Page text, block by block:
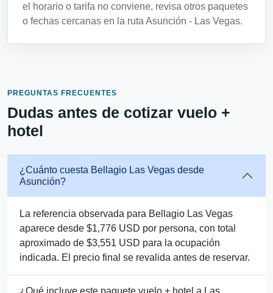
el horario o tarifa no conviene, revisa otros paquetes
o fechas cercanas en la ruta Asunción - Las Vegas.
PREGUNTAS FRECUENTES
Dudas antes de cotizar vuelo +
hotel
¿Cuánto cuesta Bellagio Las Vegas desde
Asunción?
La referencia observada para Bellagio Las Vegas
aparece desde $1,776 USD por persona, con total
aproximado de $3,551 USD para la ocupación
indicada. El precio final se revalida antes de reservar.
¿Qué incluye este paquete vuelo + hotel a Las